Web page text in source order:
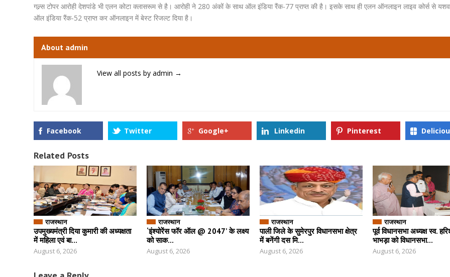
गल्र्स टोपर आरोही देशपांडे भी एलन कोटा क्लासरूम से है। आरोही ने 280 अंकों के साथ ऑल इंडिया रैंक-77 प्राप्त की है। इसके साथ ही एलन ऑनलाइन लाइव कोर्स से
ऑल इंडिया रैंक-52 प्राप्त कर ऑनलाइन में बेस्ट रिजल्ट दिया है।
About admin
View all posts by admin →
Facebook Twitter Google+ Linkedin Pinterest
Related Posts
राजस्थान
उपमुख्यमंत्री दिया कुमारी की अध्यक्षता
में महिला एवं बा...
August 6, 2026
राजस्थान
‘इंश्योरेंस फॉर ऑल @ 2047’ के लक्ष्य
को साक...
August 6, 2026
राजस्थान
पाली जिले के सुमेरपुर विधानसभा क्षेत्र
में बनेंगी दस मि...
August 6, 2026
राजस्थान
पूर्व विधानसभा अध्यक्ष स्व.
भाभड़ा को विधानसभा...
August 6, 2026